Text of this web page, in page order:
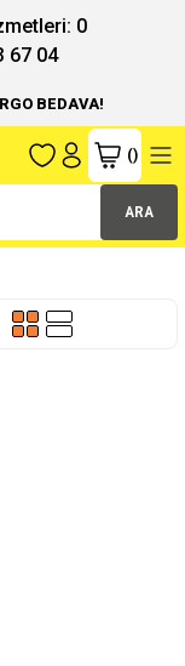
0
67 04
BEDAVA!
ARA
()